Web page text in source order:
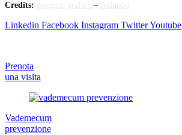
Credits: progetto grafico – sviluppo
Linkedin Facebook Instagram TwitterYoutube
Prenota
una visita
Vademecum
prevenzione